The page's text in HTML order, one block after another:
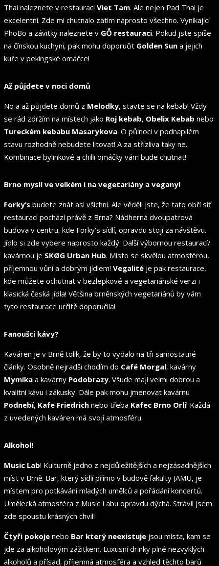
Thai naleznete v restauraci Viet Tam. Ale nejen Pad Thai je
excelentní. Zde mi chutnalo zatím naprosto všechno. Vynikající
PhoBo a závitky naleznete v GỖ restauraci. Pokud jste spíše
na čínskou kuchyni, pak mohu doporučit Golden Sun a jejich
kuře v pekingské omáčce!
Až půjdete v noci domů
No a až půjdete domů z Melodky, stavte se na kebab! Vždy
se rád zdržím na místech jako Roj kebab, Obelix Kebab nebo
Tureckém kebabu Masarykova. O půlnoci v podnapilém
stavu rozhodně nebudete litovat! A za střízliva taky ne.
Kombinace bylinkové a chilli omáčky vám bude chutnat!
Brno myslí ve velkém i na vegetariány a vegany!
Forky’s budete znát asi všichni. Ale věděli jste, že tato obří síť
restaurací pochází právě z Brna? Nádherná dvoupatrová
budova v centru, kde Forky’s sídlí, opravdu stojí za návštěvu.
Jídlo si zde vybere naprosto každý. Další výbornou restaurací/
kavárnou je SKØG Urban Hub. Místo se skvělou atmosférou,
příjemnou vůní a dobrým jídlem! Vegalité je pak restaurace,
kde můžete ochutnat v bezlepkové a vegetariánské verzi i
klasická česká jídla! Většina brněnských vegetariánů by vám
tyto restaurace určitě doporučila!
Fanoušci kávy?
Kaváren je v Brně tolik, že by to vydalo na tři samostatné
články. Osobně nejradši chodím do Café Morgal, kavárny
Mymika a kavárny Podobrazy. Všude mají velmi dobrou a
kvalitní kávu i zákusky. Dále pak mohu jmenovat kavárnu
Podnebí, Kafe Friedrich nebo třeba Kafec Brno Orlí! Každá
z uvedených kaváren má svojí atmosféru.
Alkohol!
Music Lab! Kulturně jedno z nejdůležitějších a nejzásadnějších
míst v Brně. Bar, který sídlí přímo v budově fakulty JAMU, je
místem pro potkávání mladých umělců a pořádání koncertů.
Umělecká atmosféra z Music Labu opravdu dýchá. Strávil jsem
zde spoustu krásných chvil!
Čtyři pokoje nebo Bar který neexistuje jsou místa, kam se
jde za alkoholovým zážitkem. Luxusní drinky plné nezvyklých
alkoholů a přísad, příjemná atmosféra a vzhled těchto barů